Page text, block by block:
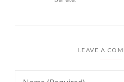
LEAVE A